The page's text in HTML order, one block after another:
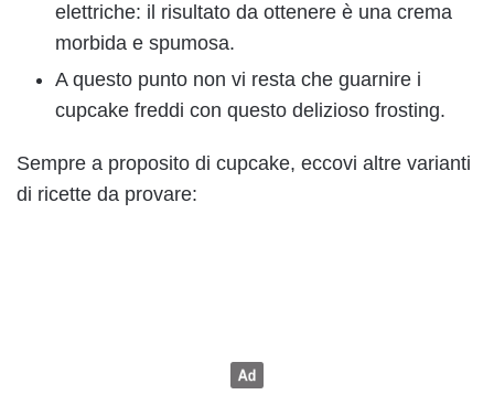
elettriche: il risultato da ottenere è una crema
morbida e spumosa.
A questo punto non vi resta che guarnire i
cupcake freddi con questo delizioso frosting.
Sempre a proposito di cupcake, eccovi altre varianti
di ricette da provare: